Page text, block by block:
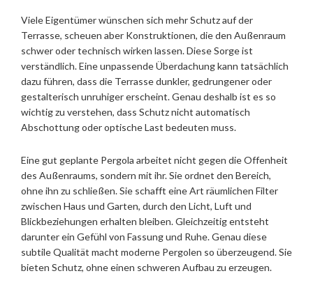
Viele Eigentümer wünschen sich mehr Schutz auf der
Terrasse, scheuen aber Konstruktionen, die den Außenraum
schwer oder technisch wirken lassen. Diese Sorge ist
verständlich. Eine unpassende Überdachung kann tatsächlich
dazu führen, dass die Terrasse dunkler, gedrungener oder
gestalterisch unruhiger erscheint. Genau deshalb ist es so
wichtig zu verstehen, dass Schutz nicht automatisch
Abschottung oder optische Last bedeuten muss.
Eine gut geplante Pergola arbeitet nicht gegen die Offenheit
des Außenraums, sondern mit ihr. Sie ordnet den Bereich,
ohne ihn zu schließen. Sie schafft eine Art räumlichen Filter
zwischen Haus und Garten, durch den Licht, Luft und
Blickbeziehungen erhalten bleiben. Gleichzeitig entsteht
darunter ein Gefühl von Fassung und Ruhe. Genau diese
subtile Qualität macht moderne Pergolen so überzeugend. Sie
bieten Schutz, ohne einen schweren Aufbau zu erzeugen.